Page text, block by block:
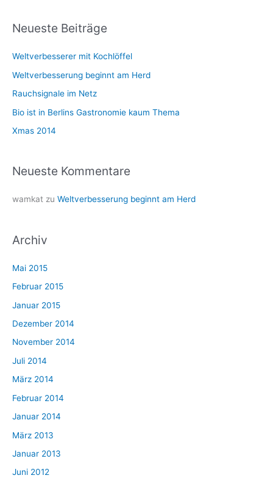
h
n
n
a
Neueste Beiträge
Weltverbesserer mit Kochlöffel
Weltverbesserung beginnt am Herd
Rauchsignale im Netz
Bio ist in Berlins Gastronomie kaum Thema
Xmas 2014
Neueste Kommentare
wamkat zu Weltverbesserung beginnt am Herd
Archiv
Mai 2015
Februar 2015
Januar 2015
Dezember 2014
November 2014
Juli 2014
März 2014
Februar 2014
Januar 2014
März 2013
Januar 2013
Juni 2012